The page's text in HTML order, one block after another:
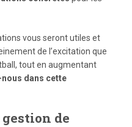
vous seront utiles et
de l’excitation que
tout en augmentant
dans cette
de